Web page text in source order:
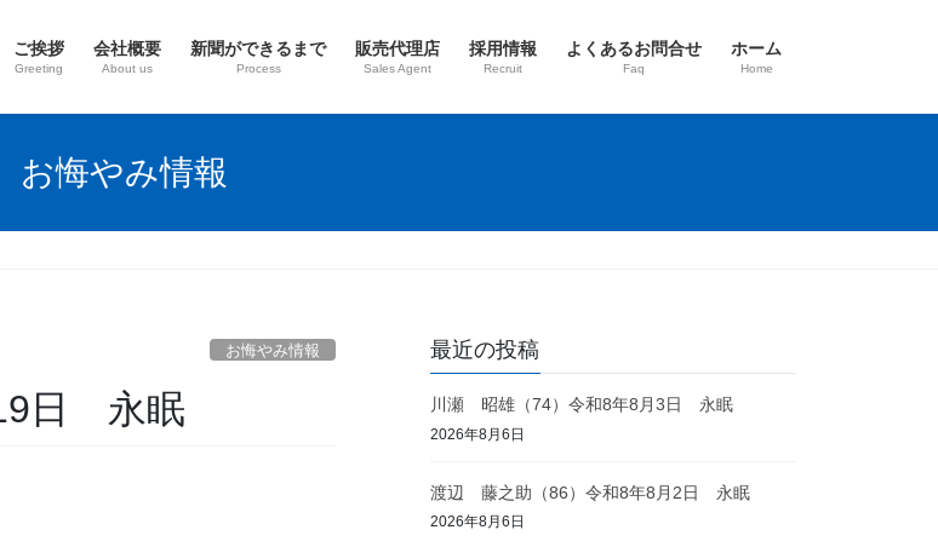
ご挨拶
Greeting
会社概要
About us
新聞ができるまで
Process
販売代理店
Sales Agent
採用情報
Recruit
よくあるお問合せ
Faq
ホーム
Home
お悔やみ情報
お悔やみ情報
日 永眠
最近の投稿
川瀬 昭雄（74）令和8年8月3日 永眠
2026年8月6日
渡辺 藤之助（86）令和8年8月2日 永眠
2026年8月6日